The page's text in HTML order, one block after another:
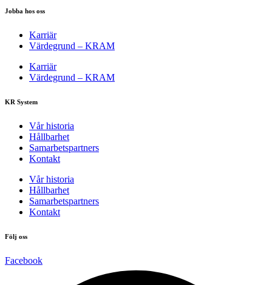
Jobba hos oss
Karriär
Värdegrund – KRAM
Karriär
Värdegrund – KRAM
KR System
Vår historia
Hållbarhet
Samarbetspartners
Kontakt
Vår historia
Hållbarhet
Samarbetspartners
Kontakt
Följ oss
Facebook